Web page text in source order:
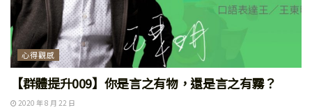
心得觀感
【群體提升009】你是言之有物，還是言之有霧？
2020 年 8 月 22 日